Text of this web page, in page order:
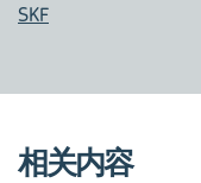
SKF
相关内容